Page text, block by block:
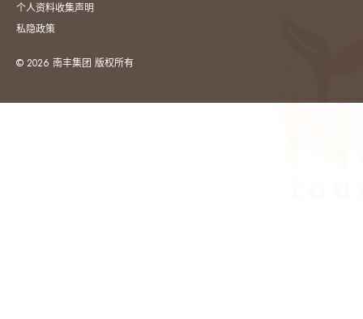
个人资料收集声明
私隐政策
© 2026 南丰集团 版权所有